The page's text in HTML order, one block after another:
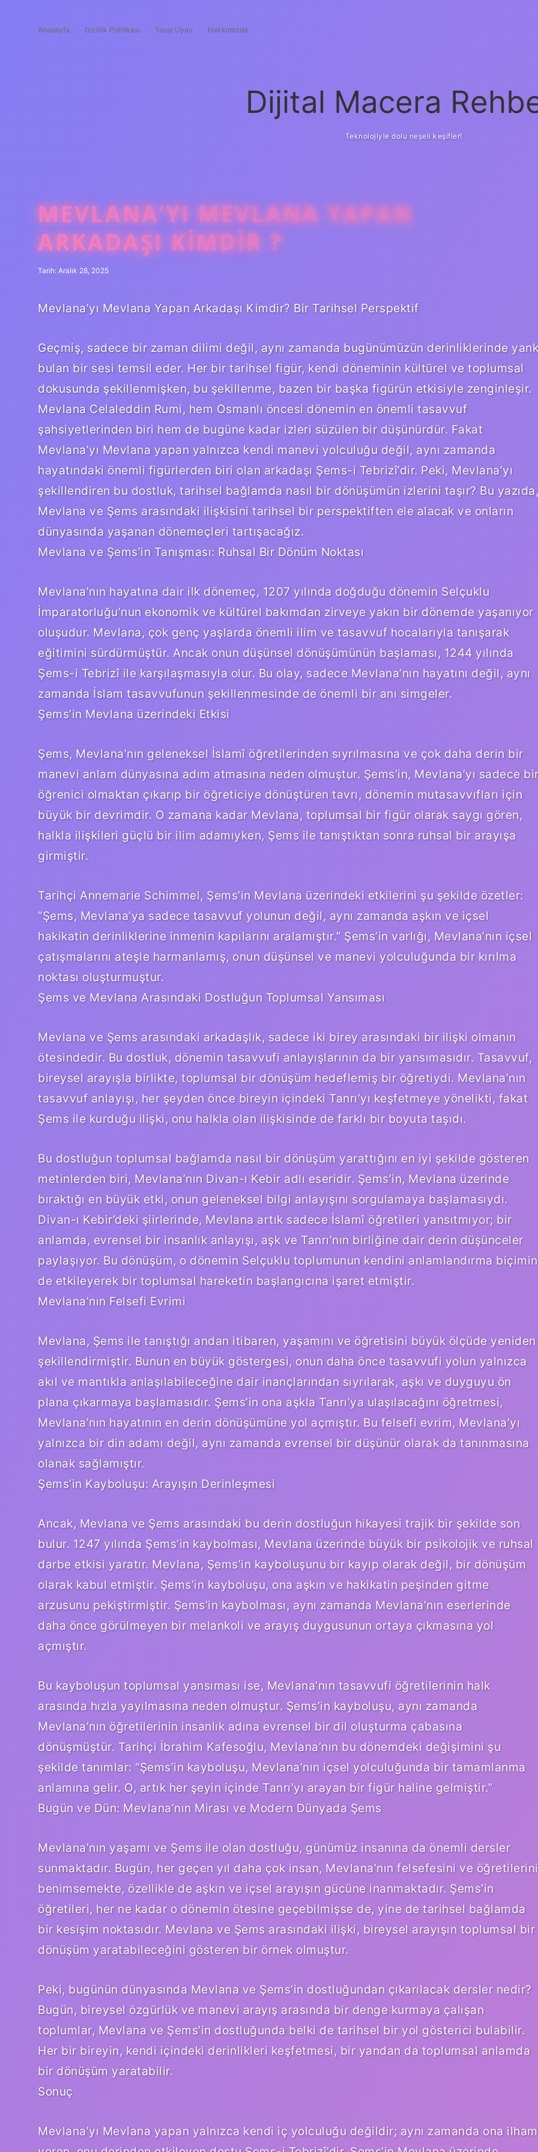
Anasayfa Gizlilik Politikası Yasal Uyarı Hakkımızda
Dijital Macera
Teknolojiyle dolu neşeli keşifler!
MEVLANA’YI MEVLANA YAPAN
ARKADAŞI KIMDIR ?
Tarih: Aralık 28, 2025
Mevlana’yı Mevlana Yapan Arkadaşı Kimdir? Bir Tarihsel Perspektif
Geçmiş, sadece bir zaman dilimi değil, aynı zamanda bugünümüzün derinliklerinde
bulan bir sesi temsil eder. Her bir tarihsel figür, kendi döneminin kültürel ve toplumsal
dokusunda şekillenmişken, bu şekillenme, bazen bir başka figürün etkisiyle zenginleşir.
Mevlana Celaleddin Rumi, hem Osmanlı öncesi dönemin en önemli tasavvuf
şahsiyetlerinden biri hem de bugüne kadar izleri süzülen bir düşünürdür. Fakat
Mevlana’yı Mevlana yapan yalnızca kendi manevi yolculuğu değil, aynı zamanda
hayatındaki önemli figürlerden biri olan arkadaşı Şems-i Tebrizî’dir. Peki, Mevlana’yı
şekillendiren bu dostluk, tarihsel bağlamda nasıl bir dönüşümün izlerini taşır? Bu yazıda,
Mevlana ve Şems arasındaki ilişkisini tarihsel bir perspektiften ele alacak ve onların
dünyasında yaşanan dönemeçleri tartışacağız.
Mevlana ve Şems’in Tanışması: Ruhsal Bir Dönüm Noktası
Mevlana’nın hayatına dair ilk dönemeç, 1207 yılında doğduğu dönemin Selçuklu
İmparatorluğu’nun ekonomik ve kültürel bakımdan zirveye yakın bir dönemde yaşanıyor
oluşudur. Mevlana, çok genç yaşlarda önemli ilim ve tasavvuf hocalarıyla tanışarak
eğitimini sürdürmüştür. Ancak onun düşünsel dönüşümünün başlaması, 1244 yılında
Şems-i Tebrizî ile karşılaşmasıyla olur. Bu olay, sadece Mevlana’nın hayatını değil, aynı
zamanda İslam tasavvufunun şekillenmesinde de önemli bir anı simgeler.
Şems’in Mevlana üzerindeki Etkisi
Şems, Mevlana’nın geleneksel İslamî öğretilerinden sıyrılmasına ve çok daha derin bir
manevi anlam dünyasına adım atmasına neden olmuştur. Şems’in, Mevlana’yı sadece
öğrenici olmaktan çıkarıp bir öğreticiye dönüştüren tavrı, dönemin mutasavvıfları için
büyük bir devrimdir. O zamana kadar Mevlana, toplumsal bir figür olarak saygı gören,
halkla ilişkileri güçlü bir ilim adamıyken, Şems ile tanıştıktan sonra ruhsal bir arayışa
girmiştir.
Tarihçi Annemarie Schimmel, Şems’in Mevlana üzerindeki etkilerini şu şekilde özetler:
“Şems, Mevlana’ya sadece tasavvuf yolunun değil, aynı zamanda aşkın ve içsel
hakikatin derinliklerine inmenin kapılarını aralamıştır.” Şems’in varlığı, Mevlana’nın içsel
çatışmalarını ateşle harmanlamış, onun düşünsel ve manevi yolculuğunda bir kırılma
noktası oluşturmuştur.
Şems ve Mevlana Arasındaki Dostluğun Toplumsal Yansıması
Mevlana ve Şems arasındaki arkadaşlık, sadece iki birey arasındaki bir ilişki olmanın
ötesindedir. Bu dostluk, dönemin tasavvufi anlayışlarının da bir yansımasıdır. Tasavvuf,
bireysel arayışla birlikte, toplumsal bir dönüşüm hedeflemiş bir öğretiydi. Mevlana’nın
tasavvuf anlayışı, her şeyden önce bireyin içindeki Tanrı’yı keşfetmeye yönelikti, fakat
Şems ile kurduğu ilişki, onu halkla olan ilişkisinde de farklı bir boyuta taşıdı.
Bu dostluğun toplumsal bağlamda nasıl bir dönüşüm yarattığını en iyi şekilde gösteren
metinlerden biri, Mevlana’nın Divan-ı Kebir adlı eseridir. Şems’in, Mevlana üzerinde
bıraktığı en büyük etki, onun geleneksel bilgi anlayışını sorgulamaya başlamasıydı.
Divan-ı Kebir’deki şiirlerinde, Mevlana artık sadece İslamî öğretileri yansıtmıyor; bir
anlamda, evrensel bir insanlık anlayışı, aşk ve Tanrı’nın birliğine dair derin düşünceler
paylaşıyor. Bu dönüşüm, o dönemin Selçuklu toplumunun kendini anlamlandırma
de etkileyerek bir toplumsal hareketin başlangıcına işaret etmiştir.
Mevlana’nın Felsefi Evrimi
Mevlana, Şems ile tanıştığı andan itibaren, yaşamını ve öğretisini büyük ölçüde yeniden
şekillendirmiştir. Bunun en büyük göstergesi, onun daha önce tasavvufi yolun yalnızca
akıl ve mantıkla anlaşılabileceğine dair inançlarından sıyrılarak, aşkı ve duyguyu ön
plana çıkarmaya başlamasıdır. Şems’in ona aşkla Tanrı’ya ulaşılacağını öğretmesi,
Mevlana’nın hayatının en derin dönüşümüne yol açmıştır. Bu felsefi evrim, Mevlana’yı
yalnızca bir din adamı değil, aynı zamanda evrensel bir düşünür olarak da tanınmasına
olanak sağlamıştır.
Şems’in Kayboluşu: Arayışın Derinleşmesi
Ancak, Mevlana ve Şems arasındaki bu derin dostluğun hikayesi trajik bir şekilde son
bulur. 1247 yılında Şems’in kaybolması, Mevlana üzerinde büyük bir psikolojik ve ruhsal
darbe etkisi yaratır. Mevlana, Şems’in kayboluşunu bir kayıp olarak değil, bir dönüşüm
olarak kabul etmiştir. Şems’in kayboluşu, ona aşkın ve hakikatin peşinden gitme
arzusunu pekiştirmiştir. Şems’in kaybolması, aynı zamanda Mevlana’nın eserlerinde
daha önce görülmeyen bir melankoli ve arayış duygusunun ortaya çıkmasına yol
açmıştır.
Bu kayboluşun toplumsal yansıması ise, Mevlana’nın tasavvufi öğretilerinin halk
arasında hızla yayılmasına neden olmuştur. Şems’in kayboluşu, aynı zamanda
Mevlana’nın öğretilerinin insanlık adına evrensel bir dil oluşturma çabasına
dönüşmüştür. Tarihçi İbrahim Kafesoğlu, Mevlana’nın bu dönemdeki değişimini şu
şekilde tanımlar: “Şems’in kayboluşu, Mevlana’nın içsel yolculuğunda bir tamamlanma
anlamına gelir. O, artık her şeyin içinde Tanrı’yı arayan bir figür haline gelmiştir.”
Bugün ve Dün: Mevlana’nın Mirası ve Modern Dünyada Şems
Mevlana’nın yaşamı ve Şems ile olan dostluğu, günümüz insanına da önemli dersler
sunmaktadır. Bugün, her geçen yıl daha çok insan, Mevlana’nın felsefesini ve öğretilerini
benimsemekte, özellikle de aşkın ve içsel arayışın gücüne inanmaktadır. Şems’in
öğretileri, her ne kadar o dönemin ötesine geçebilmişse de, yine de tarihsel bağlamda
bir kesişim noktasıdır. Mevlana ve Şems arasındaki ilişki, bireysel arayışın toplumsal bir
dönüşüm yaratabileceğini gösteren bir örnek olmuştur.
Peki, bugünün dünyasında Mevlana ve Şems’in dostluğundan çıkarılacak dersler nedir?
Bugün, bireysel özgürlük ve manevi arayış arasında bir denge kurmaya çalışan
toplumlar, Mevlana ve Şems’in dostluğunda belki de tarihsel bir yol gösterici bulabilir.
Her bir bireyin, kendi içindeki derinlikleri keşfetmesi, bir yandan da toplumsal anlamda
bir dönüşüm yaratabilir.
Sonuç
Mevlana’yı Mevlana yapan yalnızca kendi iç yolculuğu değildir; aynı zamanda ona ilham